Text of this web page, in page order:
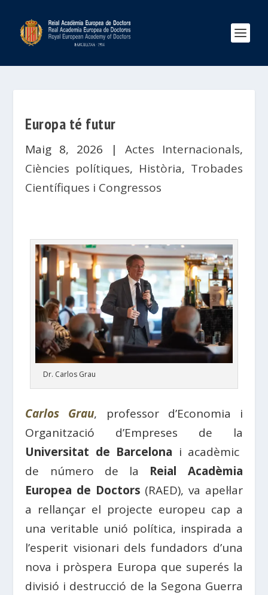
Europa té futur
Maig 8, 2026 | Actes Internacionals,
Ciències polítiques, Història, Trobades
Científiques i Congressos
Dr. Carlos Grau
Carlos Grau, professor d’Economia i
Organització d’Empreses de la
Universitat de Barcelona i acadèmic
de número de la Reial Acadèmia
Europea de Doctors (RAED), va apel·lar
a rellançar el projecte europeu cap a
una veritable unió política, inspirada a
l’esperit visionari dels fundadors d’una
nova i pròspera Europa que superés la
divisió i destrucció de la Segona Guerra